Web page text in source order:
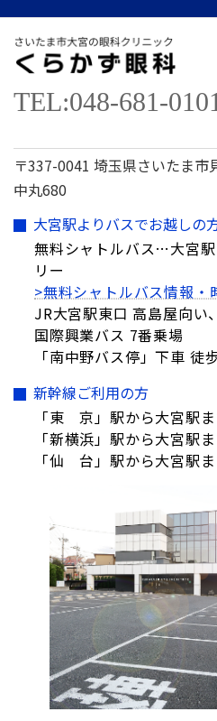
TEL:048-681-0101
〒337-0041 埼玉県さいたま市
中丸680
大宮駅よりバスでお越しの
無料シャトルバス…大宮
リー
>無料シャトルバス情報・
JR大宮駅東口 高島屋向い、
国際興業バス 7番乗場
「南中野バス停」下車 徒
新幹線ご利用の方
「東 京」駅から大宮駅
「新横浜」駅から大宮駅
「仙 台」駅から大宮駅